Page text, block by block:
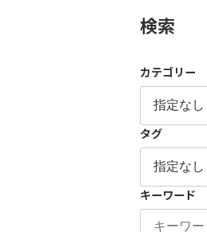
検索
カテゴリー
タグ
キーワード